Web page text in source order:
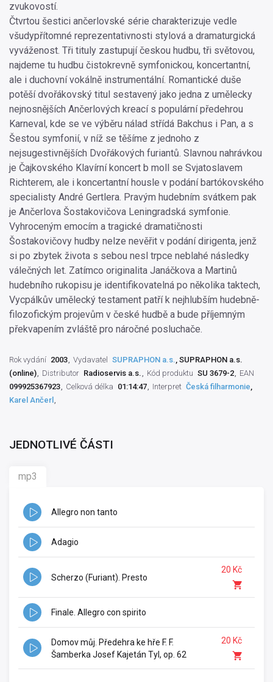
zvukovostí.
Čtvrtou šestici ančerlovské série charakterizuje vedle
všudypřítomné reprezentativnosti stylová a dramaturgická
vyváženost. Tři tituly zastupují českou hudbu, tři světovou,
najdeme tu hudbu čistokrevně symfonickou, koncertantní,
ale i duchovní vokálně instrumentální. Romantické duše
potěší dvořákovský titul sestavený jako jedna z umělecky
nejnosnějších Ančerlových kreací s populární předehrou
Karneval, kde se ve výběru nálad střídá Bakchus i Pan, a s
Šestou symfonií, v níž se těšíme z jednoho z
nejsugestivnějších Dvořákových furiantů. Slavnou nahrávkou
je Čajkovského Klavírní koncert b moll se Svjatoslavem
Richterem, ale i koncertantní housle v podání bartókovského
specialisty André Gertlera. Pravým hudebním svátkem pak
je Ančerlova Šostakovičova Leningradská symfonie.
Vyhroceným emocím a tragické dramatičnosti
Šostakovičovy hudby nelze nevěřit v podání dirigenta, jenž
si po zbytek života s sebou nesl trpce neblahé následky
válečných let. Zatímco originalita Janáčkova a Martinů
hudebního rukopisu je identifikovatelná po několika taktech,
Vycpálkův umělecký testament patří k nejhlubším hudebně-
filozofickým projevům v české hudbě a bude příjemným
překvapením zvláště pro náročné posluchače.
Rok vydání 2003 Vydavatel SUPRAPHON a.s., SUPRAPHON a.s.
(online)
Distributor Radioservis a.s. Kód produktu SU 3679-2
EAN
099925367923
Celková délka 01:14:47 Interpret Česká filharmonie,
Karel Ančerl
JEDNOTLIVÉ ČÁSTI
mp3
Allegro non tanto
Adagio
Scherzo (Furiant). Presto
20 Kč
Finale. Allegro con spirito
Domov můj. Předehra ke hře F. F.
Šamberka Josef Kajetán Tyl, op. 62
20 Kč